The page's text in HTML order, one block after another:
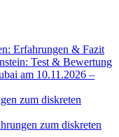
Erfahrungen & Fazit
Test & Bewertung
am 10.11.2026 –
zum diskreten
zum diskreten